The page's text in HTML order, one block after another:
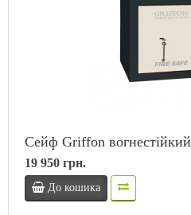
Сейф Griffon
19 950 грн.
До кошика